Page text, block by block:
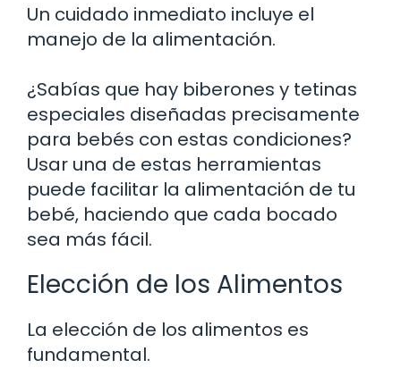
Un cuidado inmediato incluye el
manejo de la alimentación.
¿Sabías que hay biberones y tetinas
especiales diseñadas precisamente
para bebés con estas condiciones?
Usar una de estas herramientas
puede facilitar la alimentación de tu
bebé, haciendo que cada bocado
sea más fácil.
Elección de los Alimentos
La elección de los alimentos es
fundamental.